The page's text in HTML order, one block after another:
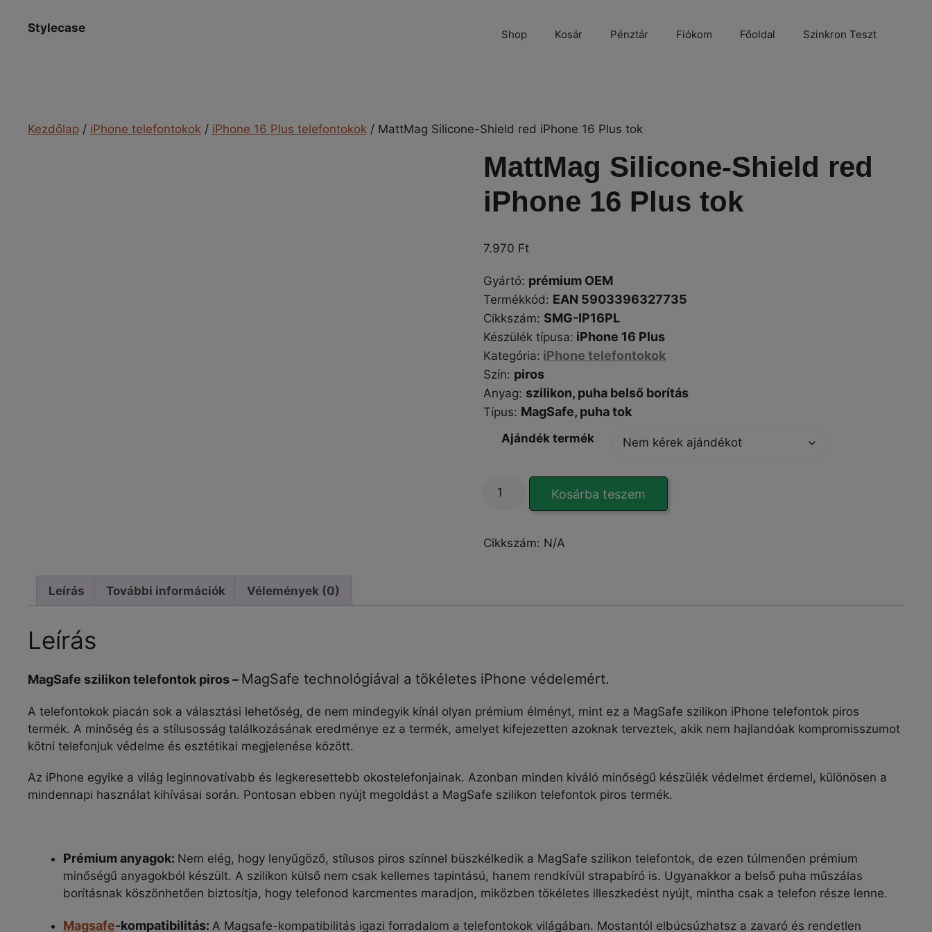
Stylecase Shop Kosár Pénztár Fiókom Főoldal Szinkron Teszt
Kezdőlap / iPhone telefontokok / iPhone 16 Plus telefontokok / MattMag Silicone-Shield red iPhone 16 Plus tok
MattMag Silicone-Shield red
iPhone 16 Plus tok
7.970 Ft
Gyártó: prémium OEM
Termékkód: EAN 5903396327735
Cikkszám: SMG-IP16PL
Készülék típusa: iPhone 16 Plus
Kategória: iPhone telefontokok
Szín: piros
Anyag: szilikon, puha belső borítás
Típus: MagSafe, puha tok
Ajándék termék
MattMag
red
tok
Kosárba teszem
Cikkszám: N/A
Leírás További információk Vélemények (0)
Leírás
MagSafe szilikon telefontok piros – MagSafe technológiával a tökéletes iPhone védelemért.
A telefontokok piacán sok a választási lehetőség, de nem mindegyik kínál olyan prémium élményt, mint ez a MagSafe szilikon iPhone telefontok piros
termék. A minőség és a stílusosság találkozásának eredménye ez a termék, amelyet kifejezetten azoknak terveztek, akik nem hajlandóak kompromisszumot
kötni telefonjuk védelme és esztétikai megjelenése között.
Az iPhone egyike a világ leginnovatívabb és legkeresettebb okostelefonjainak. Azonban minden kiváló minőségű készülék védelmet érdemel, különösen a
mindennapi használat kihívásai során. Pontosan ebben nyújt megoldást a MagSafe szilikon telefontok piros termék.
Prémium anyagok: Nem elég, hogy lenyűgöző, stílusos piros színnel büszkélkedik a MagSafe szilikon telefontok, de ezen túlmenően prémium
minőségű anyagokból készült. A szilikon külső nem csak kellemes tapintású, hanem rendkívül strapabíró is. Ugyanakkor a belső puha műszálas
borításnak köszönhetően biztosítja, hogy telefonod karcmentes maradjon, miközben tökéletes illeszkedést nyújt, mintha csak a telefon része lenne.
Magsafe-kompatibilitás: A Magsafe-kompatibilitás igazi forradalom a telefontokok világában. Mostantól elbúcsúzhatsz a zavaró és rendetlen